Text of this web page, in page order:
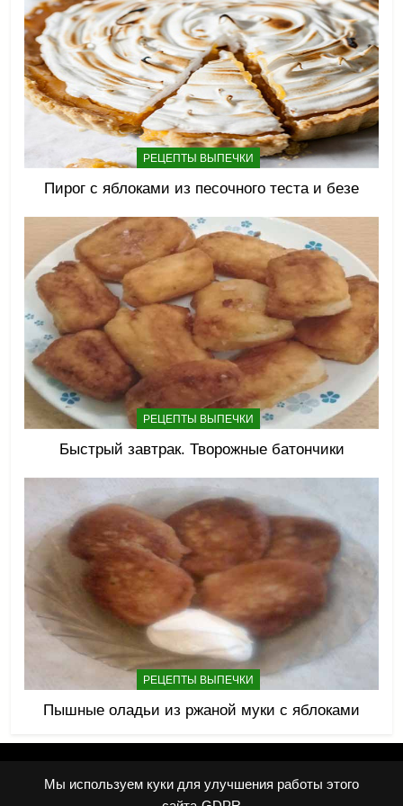
Мы используем куки для улучшения работы этого
РЕЦЕПТЫ ВЫПЕЧКИ
Пирог с яблоками из песочного теста и безе
РЕЦЕПТЫ ВЫПЕЧКИ
Быстрый завтрак. Творожные батончики
РЕЦЕПТЫ ВЫПЕЧКИ
Пышные оладьи из ржаной муки с яблоками
материалов без активной ссылки на сайт строго запрещены.